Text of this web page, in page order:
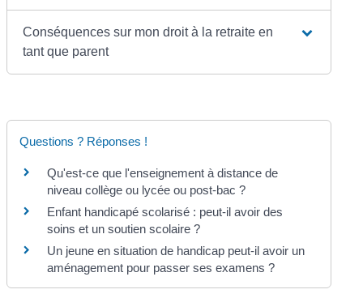
Conséquences sur mon droit à la retraite en
tant que parent
Questions ? Réponses !
Qu'est-ce que l'enseignement à distance de
niveau collège ou lycée ou post-bac ?
Enfant handicapé scolarisé : peut-il avoir des
soins et un soutien scolaire ?
Un jeune en situation de handicap peut-il avoir un
aménagement pour passer ses examens ?